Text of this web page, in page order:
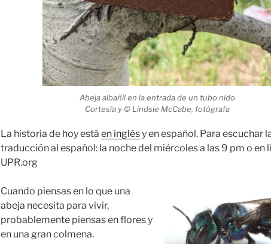
Abeja albañil en la entrada de un tubo nido
Cortesía y © Lindsie McCabe, fotógrafa
La historia de hoy está en inglésy en español. Para escuchar
traducción al español: la noche del miércoles a las 9 pm o en
UPR.org
Cuando piensas en lo que una
abeja necesita para vivir,
probablemente piensas en flores y
en una gran colmena.